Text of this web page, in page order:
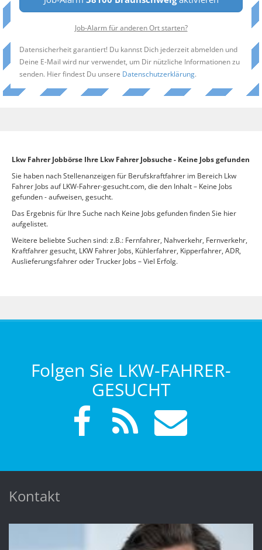
Job-Alarm für anderen Ort starten?
Datensicherheit garantiert! Du kannst Dich jederzeit abmelden und
Deine E-Mail wird nur verwendet, um Dir nützliche Informationen zu
senden. Hier findest Du unsere Datenschutzerklärung.
Lkw Fahrer Jobbörse Ihre Lkw Fahrer Jobsuche - Keine Jobs gefunden
Sie haben nach Stellenanzeigen für Berufskraftfahrer im Bereich Lkw
Fahrer Jobs auf LKW-Fahrer-gesucht.com, die den Inhalt – Keine Jobs
gefunden - aufweisen, gesucht.
Das Ergebnis für Ihre Suche nach Keine Jobs gefunden finden Sie hier
aufgelistet.
Weitere beliebte Suchen sind: z.B.: Fernfahrer, Nahverkehr, Fernverkehr,
Kraftfahrer gesucht, LKW Fahrer Jobs, Kühlerfahrer, Kipperfahrer, ADR,
Auslieferungsfahrer oder Trucker Jobs – Viel Erfolg.
Folgen Sie LKW-FAHRER-
GESUCHT
Kontakt